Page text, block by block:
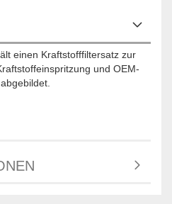
einen Kraftstofffiltersatz zur
und OEM-